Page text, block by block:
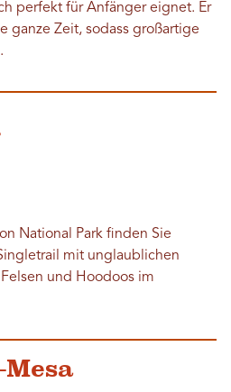
perfekt für Anfänger eignet. Er
ganze Zeit, sodass großartige
National Park finden Sie
mit unglaublichen
und Hoodoos im